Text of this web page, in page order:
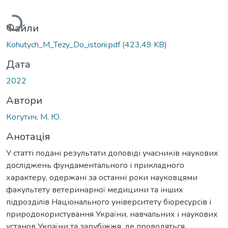
Файли
Kohutych_M_Tezy_Do_istorii.pdf(423,49 KB)
Дата
2022
Автори
Когутич, М. Ю.
Анотація
У статті подані результати доповіді учасників наукових
досліджень фундаментального і прикладного
характеру, одержані за останні роки науковцями
факультету ветеринарної медицини та інших
підрозділів Національного університету біоресурсів і
природокористування України, навчальних і наукових